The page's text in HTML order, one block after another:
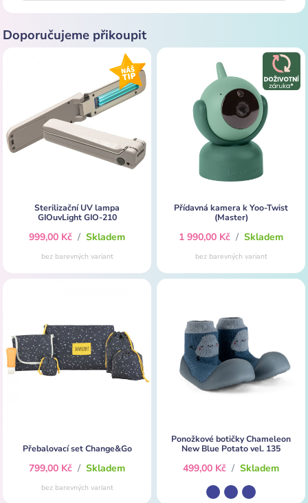
Doporučujeme přikoupit
Sterilizační UV lampa
GIOuvLight GIO-210
999,00 Kč / Skladem
bez barevných variant
Přídavná kamera k Yoo-Twist
(Master)
1 990,00 Kč / Skladem
bez barevných variant
Přebalovací set Change&Go
799,00 Kč / Skladem
bez barevných variant
Ponožkové botičky Chameleon
New Blue Potato vel. 135
499,00 Kč / Skladem